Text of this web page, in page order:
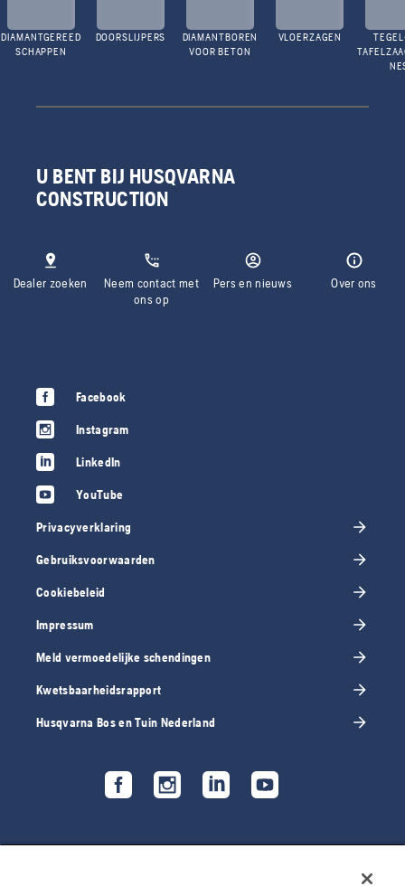
DIAMANTGEREED
SCHAPPEN
DOORSLIJPERS
DIAMANTBOREN
VOOR BETON
VLOERZAGEN
U BENT BIJ HUSQVARNA
CONSTRUCTION
Dealer zoeken
Neem contact met
ons op
Pers en nieuws Over ons
Facebook
Instagram
LinkedIn
YouTube
Privacyverklaring
Gebruiksvoorwaarden
Cookiebeleid
Impressum
Meld vermoedelijke schendingen
Kwetsbaarheidsrapport
Husqvarna Bos en Tuin Nederland